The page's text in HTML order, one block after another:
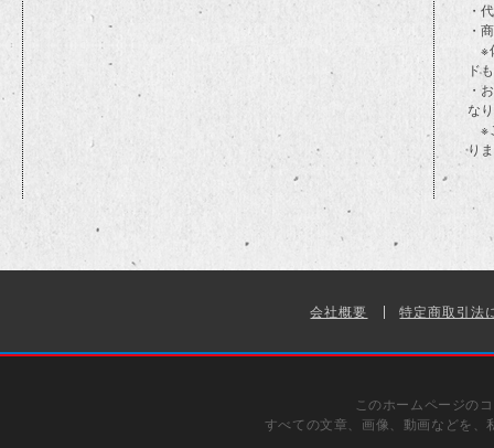
・
・
※
ド
・
な
※
り
会社概要 特定商取引法
このホームページの
すべての文章、画像、動画などを